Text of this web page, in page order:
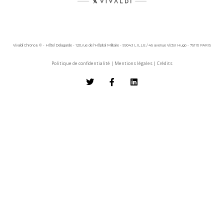
Vivaldi Chronos © - Hôtel Delagarde - 120, rue de l'Hôpital Militaire - 59043 LILLE / 45 avenue Victor Hugo - 75116 PARIS
Politique de confidentialité | Mentions légales | Crédits